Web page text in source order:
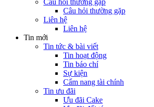
Câu hỏi thường gặp
Câu hỏi thường gặp
Liên hệ
Liên hệ
Tin mới
Tin tức & bài viết
Tin hoạt động
Tin báo chí
Sự kiện
Cẩm nang tài chính
Tin ưu đãi
Ưu đãi Cake